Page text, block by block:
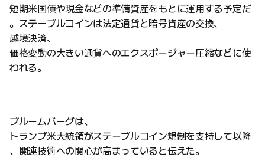
短期米国債や現金などの準備資産をもとに運用する予定だ
。ステーブルコインは法定通貨と暗号資産の交換、
越境決済、
価格変動の大きい通貨へのエクスポージャー圧縮などに使
われる。
ブルームバーグは、
トランプ米大統領がステーブルコイン規制を支持して以降
、関連技術への関心が高まっていると伝えた。